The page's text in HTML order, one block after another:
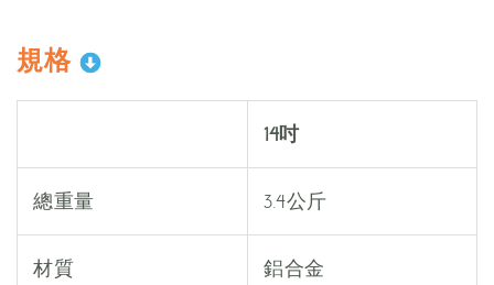
規格
14吋
總重量 3.4公斤
材質 鋁合金